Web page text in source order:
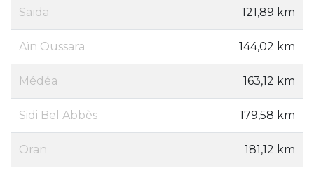
Saïda 121,89 km
Aïn Oussara 144,02 km
Médéa 163,12 km
Sidi Bel Abbès 179,58 km
Oran 181,12 km